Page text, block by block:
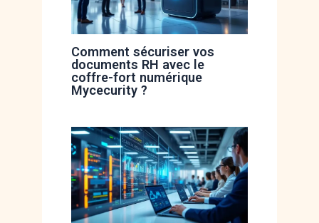
Comment sécuriser vos
documents RH avec le
coffre-fort numérique
Mycecurity ?